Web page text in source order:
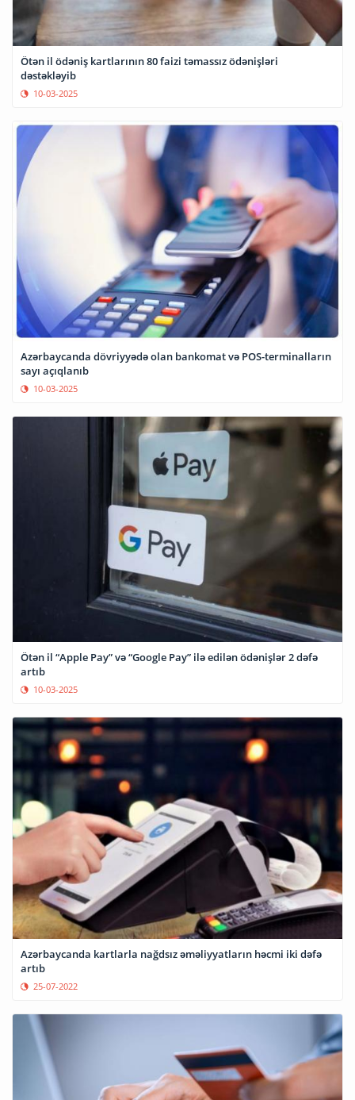
Ötən il ödəniş kartlarının 80 faizi təmassız ödənişləri
dəstəkləyib
10-03-2025
Azərbaycanda dövriyyədə olan bankomat və POS-terminalların
sayı açıqlanıb
10-03-2025
Ötən il “Apple Pay” və “Google Pay” ilə edilən ödənişlər 2 dəfə
artıb
10-03-2025
Azərbaycanda kartlarla nağdsız əməliyyatların həcmi iki dəfə
artıb
25-07-2022